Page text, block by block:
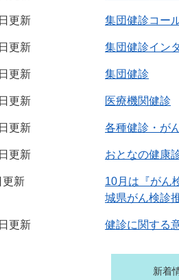
更新 集団健診コー
更新 集団健診イン
更新 集団健診
更新 医療機関健診
更新 各種健診・が
更新 おとなの健康
更新
10月は『がん
城県がん検診
更新 健診に関する
新着